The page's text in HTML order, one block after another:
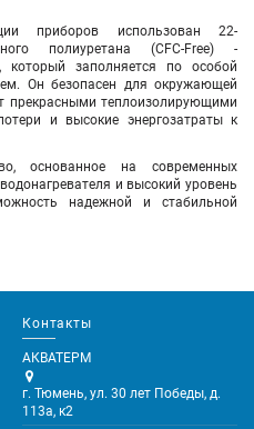
приборов использован 22-
полиуретана (CFC-Free) -
который заполняется по особой
Он безопасен для окружающей
прекрасными теплоизолирующими
и высокие энергозатраты к
основанное на современных
и высокий уровень
надежной и стабильной
Контакты
АКВАТЕРМ
г. Тюмень, ул. 30 лет Победы, д.
113а, к2